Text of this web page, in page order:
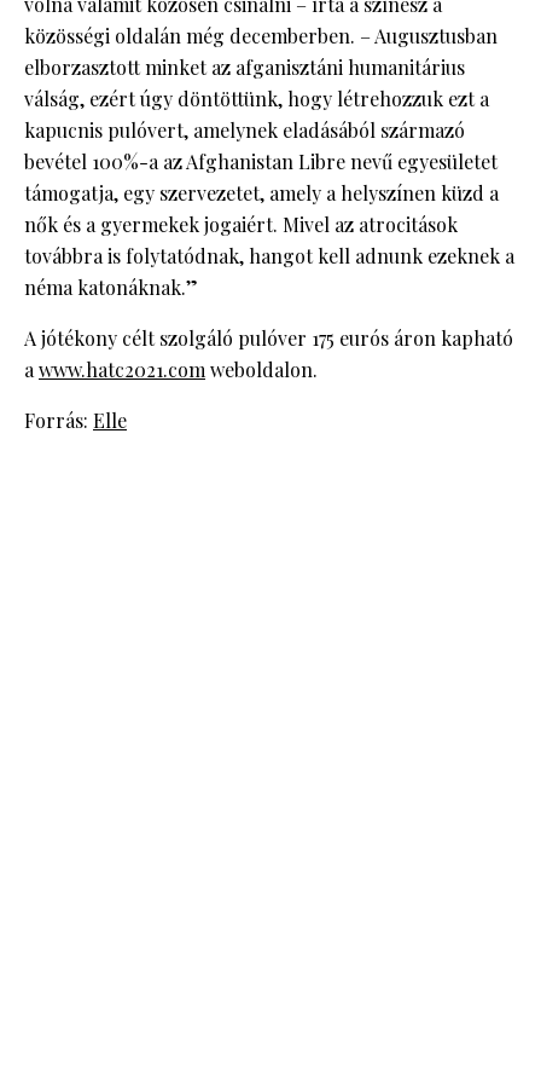
közösségi oldalán még decemberben. – Augusztusban
elborzasztott minket az afganisztáni humanitárius
válság, ezért úgy döntöttünk, hogy létrehozzuk ezt a
kapucnis pulóvert, amelynek eladásából származó
bevétel 100%-a az Afghanistan Libre nevű egyesületet
támogatja, egy szervezetet, amely a helyszínen küzd a
nők és a gyermekek jogaiért. Mivel az atrocitások
továbbra is folytatódnak, hangot kell adnunk ezeknek a
néma katonáknak.”
A jótékony célt szolgáló pulóver 175 eurós áron kapható
awww.hatc2021.comweboldalon.
Forrás: Elle